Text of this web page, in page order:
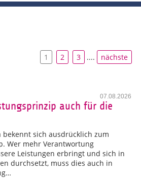
1 2 3 .... nächste
07.08.2026
auch für die
bekennt sich ausdrücklich zum
Wer mehr Verantwortung
Leistungen erbringt und sich in
durchsetzt, muss dies auch in